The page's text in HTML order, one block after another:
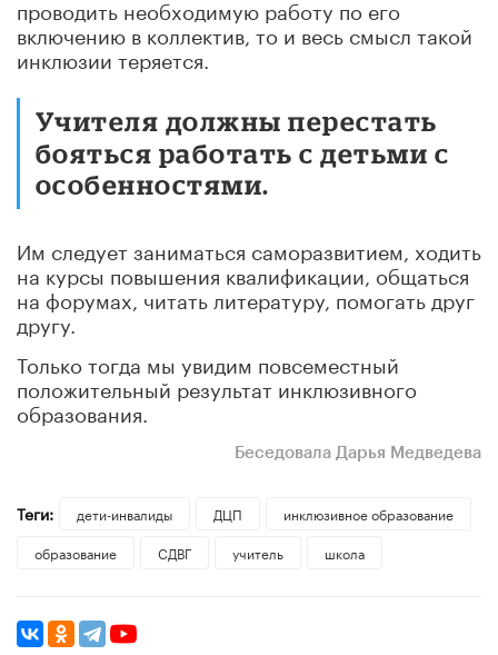
проводить необходимую работу по его
включению в коллектив, то и весь смысл такой
инклюзии теряется.
Учителя должны перестать
бояться работать с детьми с
особенностями.
Им следует заниматься саморазвитием, ходить
на курсы повышения квалификации, общаться
на форумах, читать литературу, помогать друг
другу.
Только тогда мы увидим повсеместный
положительный результат инклюзивного
образования.
Беседовала Дарья Медведева
Теги: дети-инвалиды ДЦП
инклюзивное образование
образование
СДВГ учитель школа